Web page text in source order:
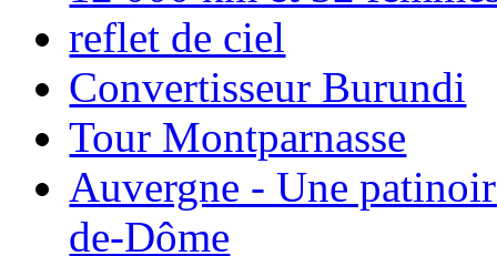
reflet de ciel
Convertisseur Burundi
Tour Montparnasse
Auvergne - Une
de-Dôme